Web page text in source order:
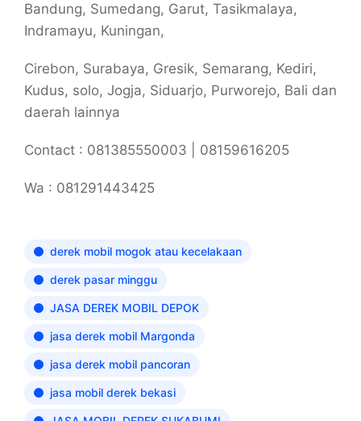
Bandung, Sumedang, Garut, Tasikmalaya,
Indramayu, Kuningan,
Cirebon, Surabaya, Gresik, Semarang, Kediri,
Kudus, solo, Jogja, Siduarjo, Purworejo, Bali dan
daerah lainnya
Contact : 081385550003 | 08159616205
Wa : 081291443425
derek mobil mogok atau kecelakaan
derek pasar minggu
JASA DEREK MOBIL DEPOK
jasa derek mobil Margonda
jasa derek mobil pancoran
jasa mobil derek bekasi